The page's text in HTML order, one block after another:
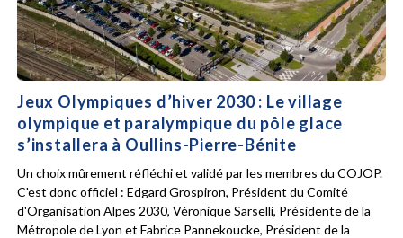
Jeux Olympiques d’hiver 2030 : Le village
olympique et paralympique du pôle glace
s’installera à Oullins-Pierre-Bénite
Un choix mûrement réfléchi et validé par les membres du COJOP.
C'est donc officiel : Edgard Grospiron, Président du Comité
d'Organisation Alpes 2030, Véronique Sarselli, Présidente de la
Métropole de Lyon et Fabrice Pannekoucke, Président de la